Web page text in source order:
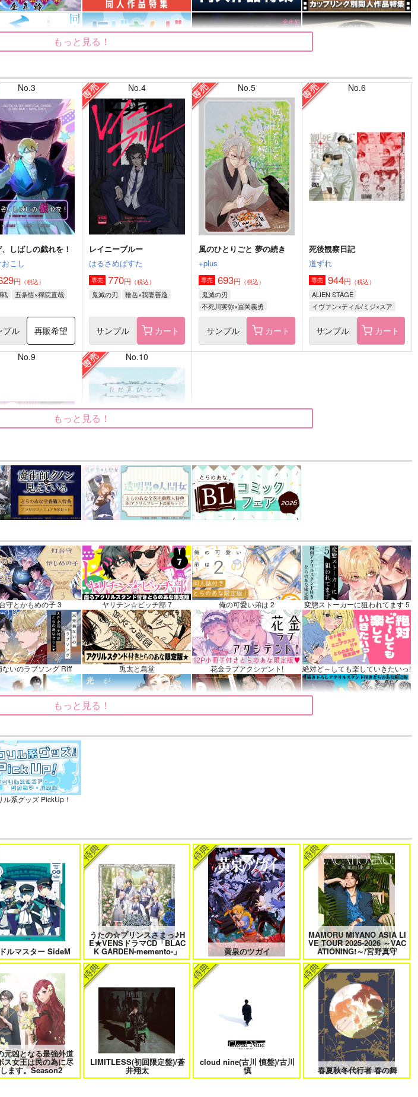
もっと見る！
No.3
しばしの戯れを！
こし
円 （税込）
五条悟×禪院直哉
プル 再販希望
No.4
レイニーブルー
はるさめぱすた
専売 770円 （税込）
鬼滅の刃 獪岳×我妻善逸
サンプル カート
No.5
風のひとりごと 夢の続き
+plus
専売 693円 （税込）
鬼滅の刃
不死川実弥×冨岡義勇
サンプル カート
No.6
死後観察日記
道ずれ
専売 944円 （税込）
ALIEN STAGE
イヴァン×ティル/ミジ×スア
サンプル カート
No.9
A kanji no title
円（税込）
Order
インドラ
プル カート
No.10
ただ声ひとつ
専売 1,430円（税込）
呪術廻戦 夏油傑×五条悟
サンプル カート
もっと見る！
守とかもめの子 3 ヤリチン☆ビッチ部 7 俺の可愛い弟は 2 変態ストーカーに狙われてます 5
ないのラブソング Riff 兎太と烏堂 花金ラブアクシデント! 絶対ど～しても楽していきたいっ!
体感予報 2
躾けて愛してあげる－
／Subユニバース－２
最狂ヤンキーが僕だけに夢中な
件！？
なんかもうあーあって感じ。2 特
装版
僕の愛しいよなさん
好きとおかえり 25時、赤坂で 6 クールぶり男子と激重男子 1 恋のふりして君を呼ぶ
平野と鍵浦 7 せんせいの金曜日 そんなに言うなら抱いてやる ファミレス行こ。 下
味方にする方法 5 甘くて熱くて息もできない 4
北山くんと南谷くん －お付き合い
1年目－&西湖くんと東川くん 1
ふたりよがりなメルティチャーム
1
もっと見る！
ル系グッズ PickUp！
ルマスター SideM
うたの☆プリンスさまっ♪H
E★VENSドラマCD「BLAC
K GARDEN-memento-」 黄泉のツガイ
MAMORU MIYANO ASIA LI
VE TOUR 2025-2026 ～VAC
ATIONING!～/宮野真守
元凶となる最強外道
ス女王は民の為に尽
ます。Season2
LIMITLESS(初回限定盤)/蒼
井翔太
cloud nine(古川 慎盤)/古川
慎 春夏秋冬代行者 春の舞